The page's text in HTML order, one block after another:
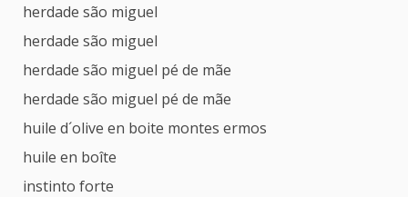
herdade são miguel
herdade são miguel
herdade são miguel pé de mãe
herdade são miguel pé de mãe
huile d´olive en boite montes ermos
huile en boîte
instinto forte